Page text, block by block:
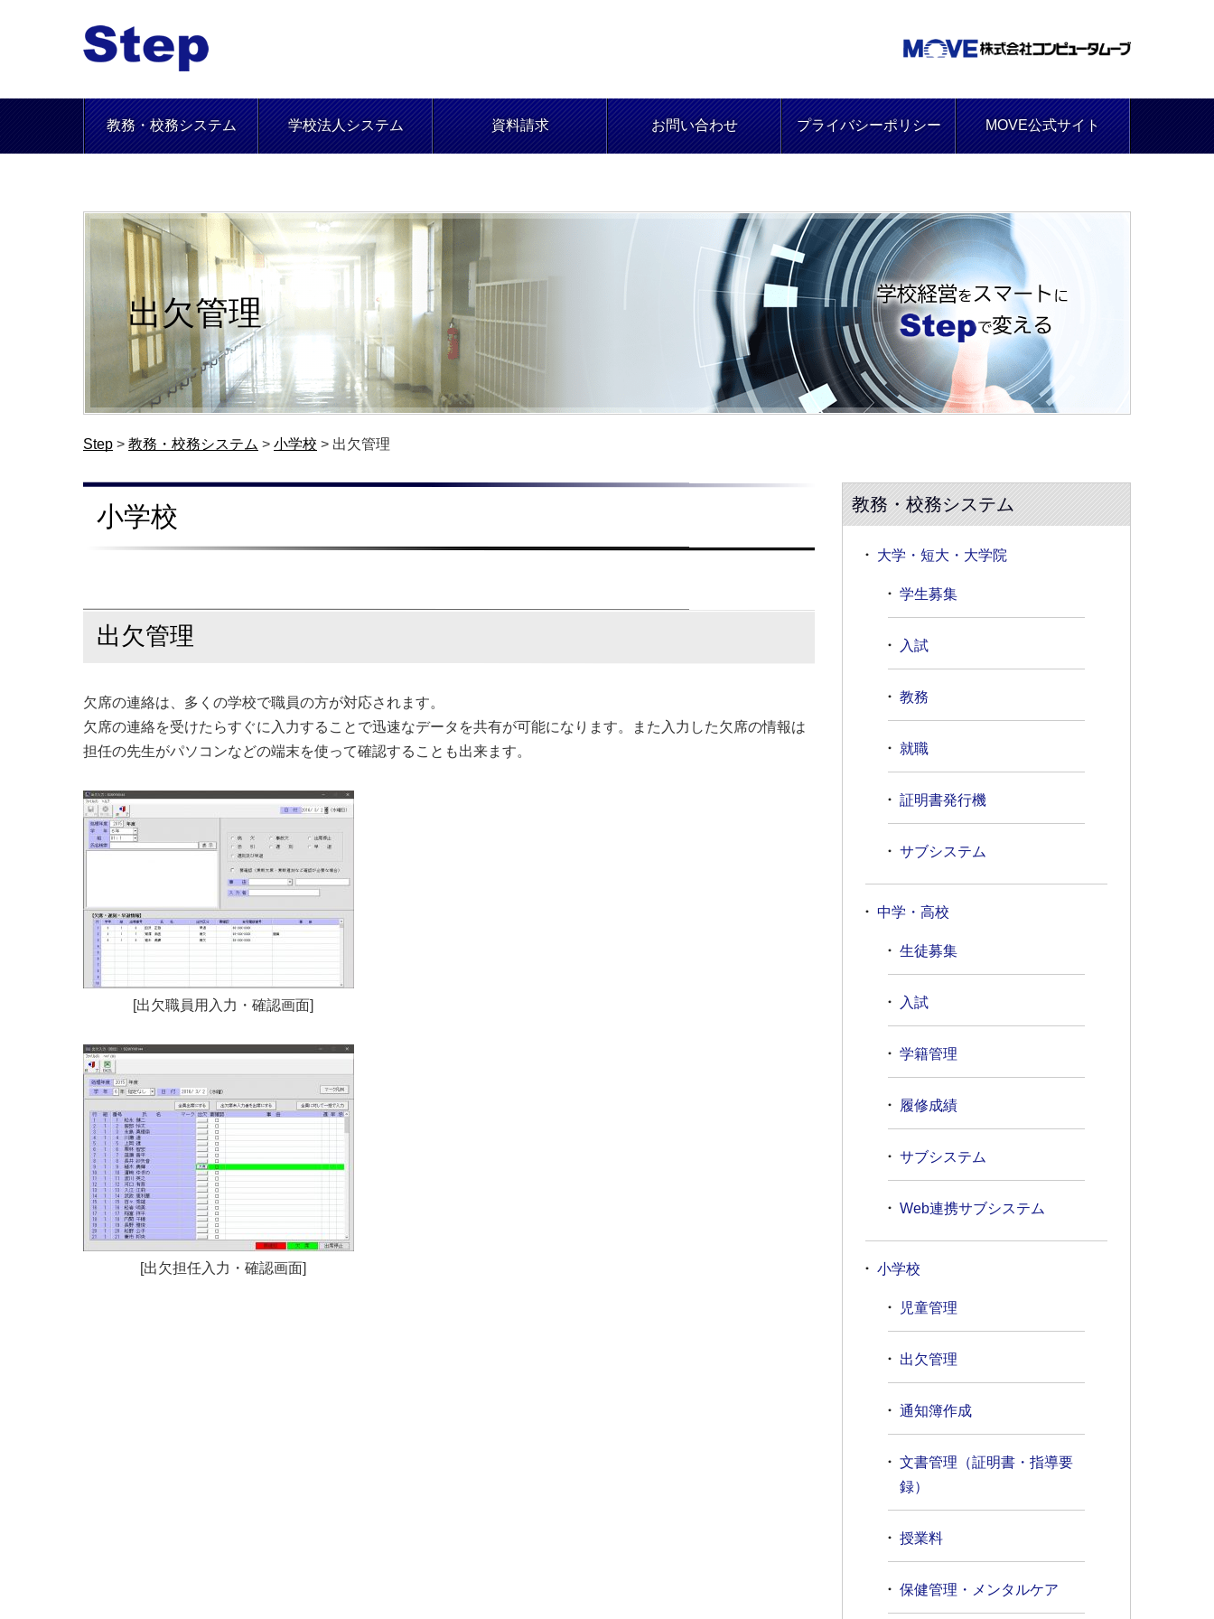
教務・校務システム 学校法人システム 資料請求 お問い合わせ プライバシーポリシー MOVE公式サイト
出欠管理
Step > 教務・校務システム > 小学校 > 出欠管理
小学校
出欠管理
欠席の連絡は、多くの学校で職員の方が対応されます。
欠席の連絡を受けたらすぐに入力することで迅速なデータを共有が可能になります。また入力した欠席の情報は
担任の先生がパソコンなどの端末を使って確認することも出来ます。
[出欠職員用入力・確認画面]
[出欠担任入力・確認画面]
教務・校務システム
大学・短大・大学院
学生募集
入試
教務
就職
証明書発行機
サブシステム
中学・高校
生徒募集
入試
学籍管理
履修成績
サブシステム
Web連携サブシステム
小学校
児童管理
出欠管理
通知簿作成
文書管理（証明書・指導要
録）
授業料
保健管理・メンタルケア